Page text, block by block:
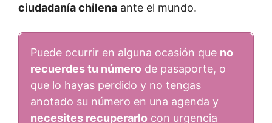
ciudadanía chilena ante el mundo.
Puede ocurrir en alguna ocasión que no
recuerdes tu número de pasaporte, o
que lo hayas perdido y no tengas
anotado su número en una agenda y
necesites recuperarlo con urgencia